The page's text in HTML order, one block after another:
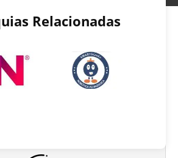
Relacionadas